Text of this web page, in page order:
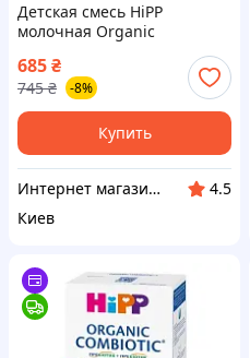
Детская смесь HiPP
молочная Organic
Combiotic 3 с пробиотиками
L.fermentum, пребиотиками
GOS, метафолином для
детей
685₴
745 ₴ -8%
Купить
Интернет магазин "Домовичок"
4.5
Киев